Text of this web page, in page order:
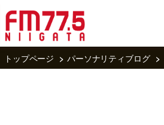
トップページ
パーソナリティブログ